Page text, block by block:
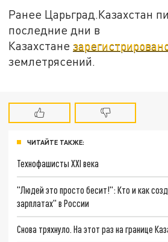
Ранее Царьград.Казахстан
последние дни в
Казахстане
землетрясений.
ЧИТАЙТЕ ТАКЖЕ:
Технофашисты XXI века
"Людей это просто бесит!": Кто и как
зарплатах" в России
Снова тряхнуло. На этот раз на границе